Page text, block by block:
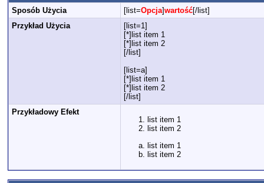
Sposób Użycia [list=Opcja]wartość[/list]
Przykład Użycia
[list=1]
[*]list item 1
[*]list item 2
[/list]
[list=a]
[*]list item 1
[*]list item 2
[/list]
Przykładowy Efekt
list item 1
list item 2
list item 1
list item 2